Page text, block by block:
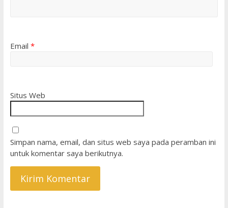
Email *
Situs Web
Simpan nama, email, dan situs web saya pada peramban ini
untuk komentar saya berikutnya.